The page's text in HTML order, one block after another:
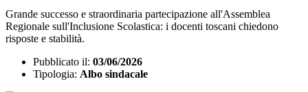
Grande successo e straordinaria partecipazione all'Assemblea
Regionale sull'Inclusione Scolastica: i docenti toscani chiedono
risposte e stabilità.
Pubblicato il: 03/06/2026
Tipologia: Albo sindacale